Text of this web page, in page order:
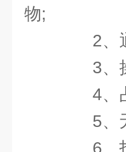
物;
2、通
3、操
4、占
5、无
6、投